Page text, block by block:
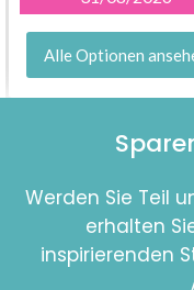
Alle Optionen
Werden Sie Teil
erhalten
inspirierenden